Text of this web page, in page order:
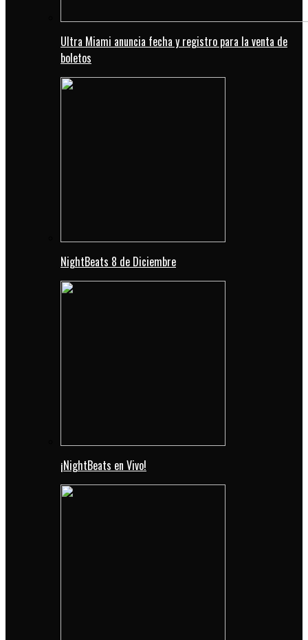
Ultra Miami anuncia fecha y registro para la venta de
boletos
NightBeats 8 de Diciembre
¡NightBeats en Vivo!